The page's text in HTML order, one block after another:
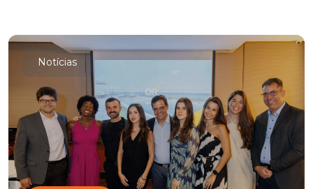
Notícias